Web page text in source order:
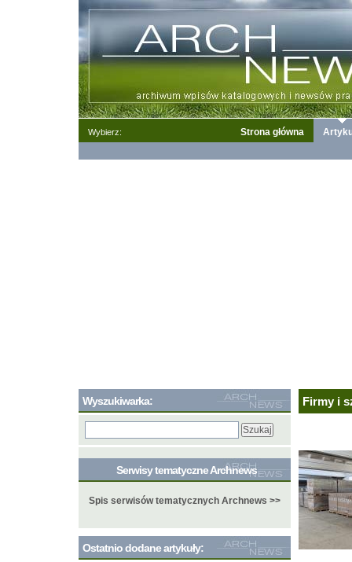
Wybierz: Strona główna
Firmy i
Wyszukiwarka:
Serwisy tematyczne Archnews
Spis serwisów tematycznych Archnews >>
Ostatnio dodane artykuły: